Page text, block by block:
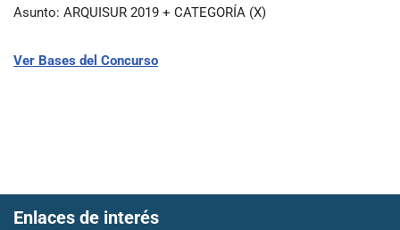
Asunto: ARQUISUR 2019 + CATEGORÍA (X)
Ver Bases del Concurso
Enlaces de interés